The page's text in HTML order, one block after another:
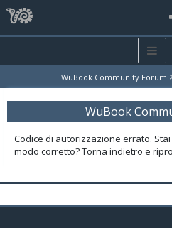
WuBook Community Forum
WuBook
Codice di autorizzazione errato.
modo corretto? Torna indietro e